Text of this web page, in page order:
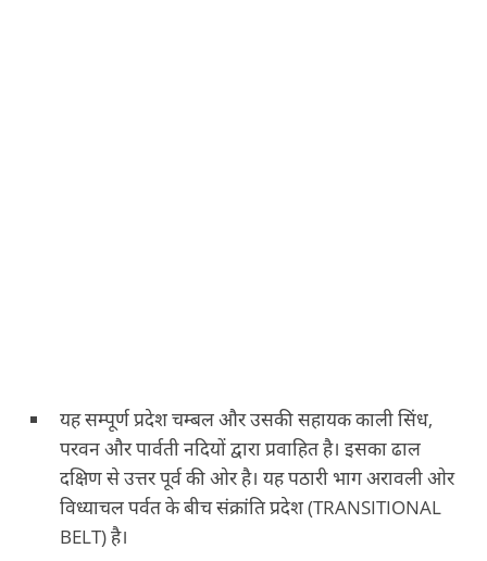
यह सम्पूर्ण प्रदेश चम्बल और उसकी सहायक काली सिंध,
परवन और पार्वती नदियों द्वारा प्रवाहित है। इसका ढाल
दक्षिण से उत्तर पूर्व की ओर है। यह पठारी भाग अरावली ओर
विध्याचल पर्वत के बीच संक्रांति प्रदेश (TRANSITIONAL
BELT) है।